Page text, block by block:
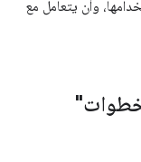
وأن يتعامل مع